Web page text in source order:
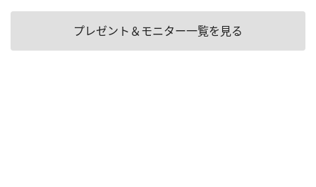
プレゼント＆モニター一覧を見る